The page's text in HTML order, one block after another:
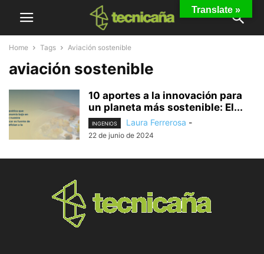
Home Tags Aviación sostenible
aviación sostenible
10 aportes a la innovación para
un planeta más sostenible: El...
INGENIOS Laura Ferrerosa -
22 de junio de 2024
Translate »